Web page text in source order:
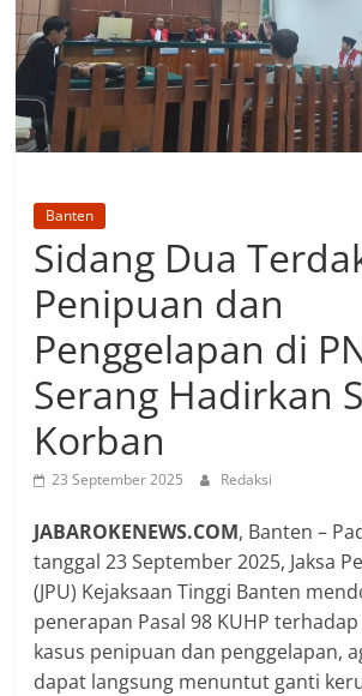
Banten
Sidang Dua
Penipuan dan
Penggelapan di
Serang Hadirkan
Korban
23 September 2025 Redaksi
JABAROKENEWS.COM, Banten –
tanggal 23 September 2025, Jaksa
(JPU) Kejaksaan Tinggi Banten
penerapan Pasal 98 KUHP
kasus penipuan dan penggelapan,
dapat langsung menuntut ganti